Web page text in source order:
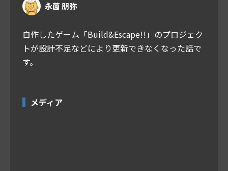
永薗 朋弥
自作したゲーム「Build&Escape!!」のプロジェク
トが設計不足などにより更新できなくなった話で
す。
メディア